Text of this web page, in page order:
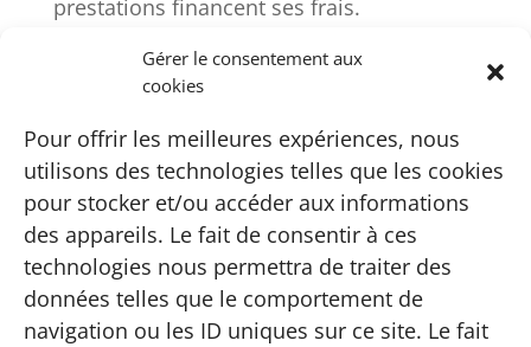
Gérer le consentement aux
cookies
Pour offrir les meilleures expériences, nous
utilisons des technologies telles que les cookies
pour stocker et/ou accéder aux informations
des appareils. Le fait de consentir à ces
technologies nous permettra de traiter des
données telles que le comportement de
navigation ou les ID uniques sur ce site. Le fait
prestations financent ses frais.